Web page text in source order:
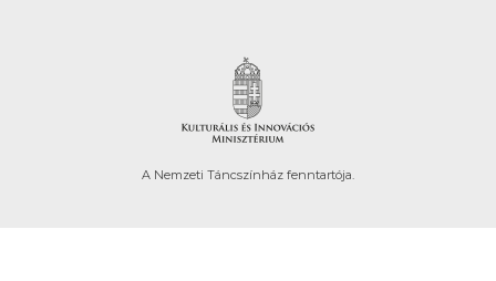
A Nemzeti Táncszínház fenntartója.